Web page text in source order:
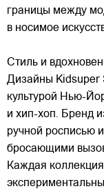
границы между
в носимое
Стиль и
Дизайны Kidsuper
культурой Нью-
и хип-хоп. Бренд
ручной росписью
бросающими
Каждая